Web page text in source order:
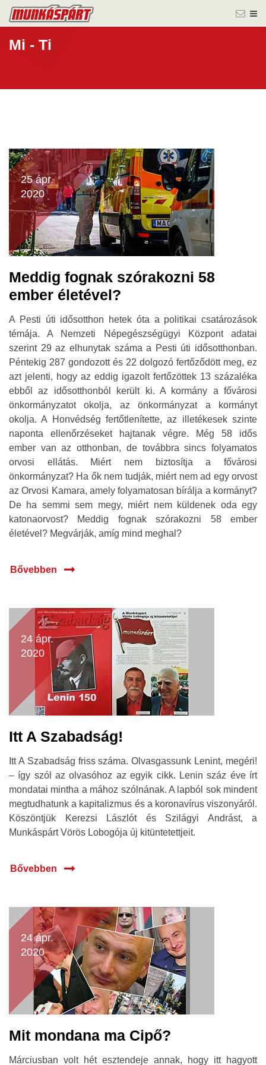
Mi - Ti
25 ápr.
2020
Meddig fognak szórakozni 58
ember életével?
A Pesti úti idősotthon hetek óta a politikai csatározások
témája. A Nemzeti Népegészségügyi Központ adatai
szerint 29 az elhunytak száma a Pesti úti idősotthonban.
Péntekig 287 gondozott és 22 dolgozó fertőződött meg, ez
azt jelenti, hogy az eddig igazolt fertőzöttek 13 százaléka
ebből az idősotthonból került ki. A kormány a fővárosi
önkormányzatot okolja, az önkormányzat a kormányt
okolja. A Honvédség fertőtlenítette, az illetékesek szinte
naponta ellenőrzéseket hajtanak végre. Még 58 idős
ember van az otthonban, de továbbra sincs folyamatos
orvosi ellátás. Miért nem biztosítja a fővárosi
önkormányzat? Ha ők nem tudják, miért nem ad egy orvost
az Orvosi Kamara, amely folyamatosan bírálja a kormányt?
De ha semmi sem megy, miért nem küldenek oda egy
katonaorvost? Meddig fognak szórakozni 58 ember
életével? Megvárják, amíg mind meghal?
Bővebben
24 ápr.
2020
Itt A Szabadság!
Itt A Szabadság friss száma. Olvasgassunk Lenint, megéri!
– így szól az olvasóhoz az egyik cikk. Lenin száz éve írt
mondatai mintha a mához szólnának. A lapból sok mindent
megtudhatunk a kapitalizmus és a koronavírus viszonyáról.
Köszöntjük Kerezsi Lászlót és Szilágyi Andrást, a
Munkáspárt Vörös Lobogója új kitüntetettjeit.
Bővebben
24 ápr.
2020
Mit mondana ma Cipő?
Márciusban volt hét esztendeje annak, hogy itt hagyott